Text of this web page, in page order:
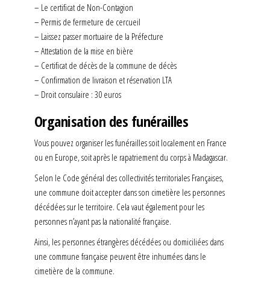
– Le certificat de Non-Contagion
– Permis de fermeture de cercueil
– Laissez passer mortuaire de la Préfecture
– Attestation de la mise en bière
– Certificat de décès de la commune de décès
– Confirmation de livraison et réservation LTA
– Droit consulaire : 30 euros
Organisation des funérailles
Vous pouvez organiser les funérailles soit localement en France
ou en Europe, soit après le rapatriement du corps à Madagascar.
Selon le Code général des collectivités territoriales Françaises,
une commune doit accepter dans son cimetière les personnes
décédées sur le territoire. Cela vaut également pour les
personnes n’ayant pas la nationalité française.
Ainsi, les personnes étrangères décédées ou domiciliées dans
une commune française peuvent être inhumées dans le
cimetière de la commune.